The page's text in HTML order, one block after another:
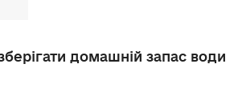
домашній запас води